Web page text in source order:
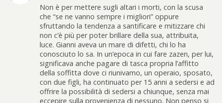
Non è per mettere sugli altari i morti, con la scusa
che “se ne vanno sempre i migliori” oppure
sfruttando la tendenza a santificare e mitizzare chi
non c’è più per poter brillare della sua, attribuita,
luce. Gianni aveva un mare di difetti, chi lo ha
conosciuto lo sa. In un’epoca in cui fare zazen, per lui,
significava anche pagare di tasca propria l’affitto
della soffitta dove ci riunivamo, un operaio, sposato,
con due figli, ha continuato per 15 anni a sedersi e ad
offrire la possibilità di sedersi a chiunque, senza mai
eccepire sulla provenienza di nessuno. Non penso si